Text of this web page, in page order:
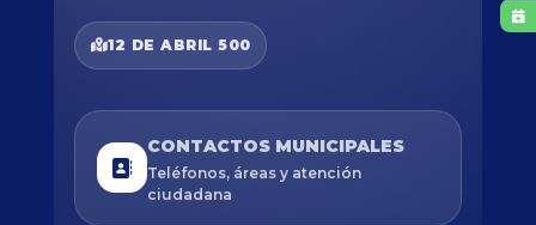
12 DE ABRIL 500
CONTACTOS MUNICIPALES
Teléfonos, áreas y atención
ciudadana